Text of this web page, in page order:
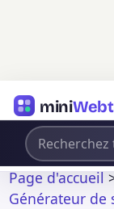
mini
Page d'accueil
Générateur de